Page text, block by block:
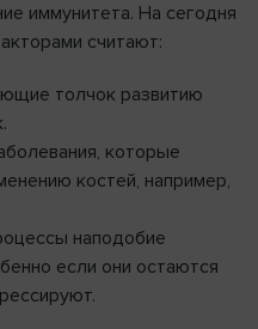
иммунитета. На сегодня
считают:
толчок развитию
которые
костей, например,
наподобие
если они остаются